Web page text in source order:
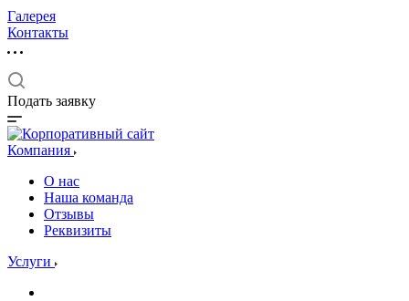
Галерея
Контакты
Подать заявку
Компания
О нас
Наша команда
Отзывы
Реквизиты
Услуги